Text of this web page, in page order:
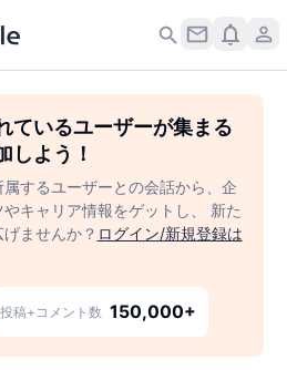
ているユーザーが集まる
しよう！
するユーザーとの会話から、企
キャリア情報をゲットし、 新た
ませんか？ ログイン/新規登録は
投稿+コメント数 150,000+